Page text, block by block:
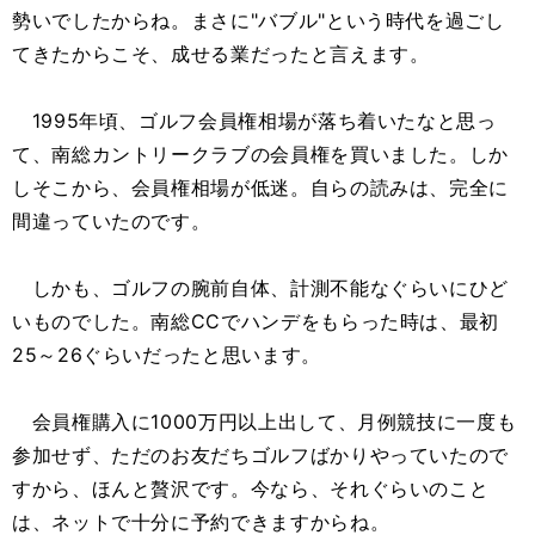
勢いでしたからね。まさに"バブル"という時代を過ごし
てきたからこそ、成せる業だったと言えます。
1995年頃、ゴルフ会員権相場が落ち着いたなと思っ
て、南総カントリークラブの会員権を買いました。しか
しそこから、会員権相場が低迷。自らの読みは、完全に
間違っていたのです。
しかも、ゴルフの腕前自体、計測不能なぐらいにひど
いものでした。南総CCでハンデをもらった時は、最初
25～26ぐらいだったと思います。
会員権購入に1000万円以上出して、月例競技に一度も
参加せず、ただのお友だちゴルフばかりやっていたので
すから、ほんと贅沢です。今なら、それぐらいのこと
は、ネットで十分に予約できますからね。